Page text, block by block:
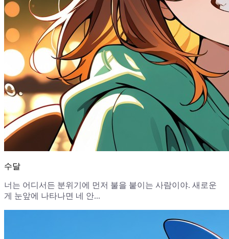
수달
너는 어디서든 분위기에 먼저 불을 붙이는 사람이야. 새로운
게 눈앞에 나타나면 네 안...